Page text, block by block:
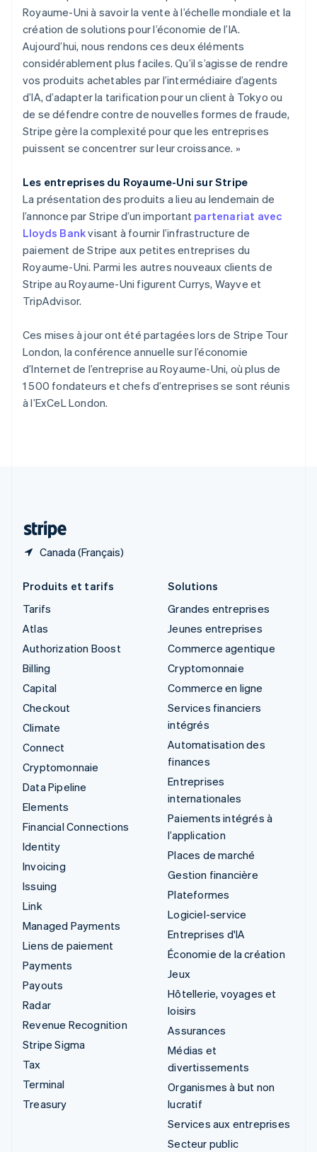
Royaume-Uni à savoir la vente à l’échelle mondiale et la
création de solutions pour l’économie de l’IA.
Aujourd’hui, nous rendons ces deux éléments
considérablement plus faciles. Qu’il s’agisse de rendre
vos produits achetables par l’intermédiaire d’agents
d’IA, d’adapter la tarification pour un client à Tokyo ou
de se défendre contre de nouvelles formes de fraude,
Stripe gère la complexité pour que les entreprises
puissent se concentrer sur leur croissance. »
Les entreprises du Royaume-Uni sur Stripe
La présentation des produits a lieu au lendemain de
l’annonce par Stripe d’un important partenariat avec
Lloyds Bankvisant à fournir l’infrastructure de
paiement de Stripe aux petites entreprises du
Royaume-Uni. Parmi les autres nouveaux clients de
Stripe au Royaume-Uni figurent Currys, Wayve et
TripAdvisor.
Ces mises à jour ont été partagées lors de Stripe Tour
London, la conférence annuelle sur l’économie
d’Internet de l’entreprise au Royaume-Uni, où plus de
1 500 fondateurs et chefs d’entreprises se sont réunis
à l’ExCeL London.
Canada (Français)
Français
Malaisie
English简体中文
Malte
English
Mexique
Español English
Norvège
English
Nouvelle-Zélande
English
Pologne
English
Portugal
PortuguêsEnglish
RAS de Hong Kong, Chine
English 简体中文
République tchèque
English
Roumanie
Royaume-Uni
English
Singapour
English 简体中文
Slovaquie
English
Produits et tarifs
Tarifs
Atlas
Authorization Boost
Billing
Capital
Checkout
Climate
Connect
Cryptomonnaie
Data Pipeline
Elements
Financial Connections
Identity
Invoicing
Issuing
Link
Managed Payments
Liens de paiement
Payments
Payouts
Radar
Revenue Recognition
Stripe Sigma
Tax
Terminal
Treasury
Solutions
Grandes entreprises
Jeunes entreprises
Commerce agentique
Cryptomonnaie
Commerce en ligne
Services financiers
intégrés
Automatisation des
finances
Entreprises
internationales
Paiements intégrés à
l’application
Places de marché
Gestion financière
Plateformes
Logiciel-service
Entreprises d'IA
Économie de la création
Jeux
Hôtellerie, voyages et
loisirs
Assurances
Médias et
divertissements
Organismes à but non
lucratif
Services aux entreprises
Secteur public